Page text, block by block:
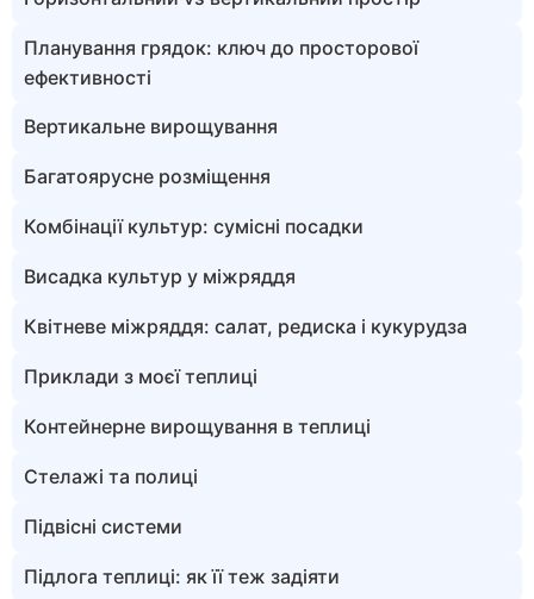
Планування грядок: ключ до просторової
ефективності
Вертикальне вирощування
Багатоярусне розміщення
Комбінації культур: сумісні посадки
Висадка культур у міжряддя
Квітневе міжряддя: салат, редиска і кукурудза
Приклади з моєї теплиці
Контейнерне вирощування в теплиці
Стелажі та полиці
Підвісні системи
Підлога теплиці: як її теж задіяти